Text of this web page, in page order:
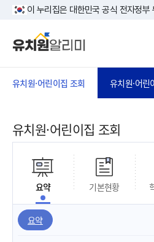
본문 바로가
이 누리집은 대한민국 공식 전자정부
유치원·어린이집 조회 유치원·어린
유치원·어린이집 조회
요약 기본현황
요약